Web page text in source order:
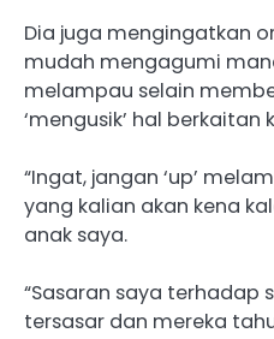
Dia juga mengingatkan
mudah mengagumi
melampau selain
‘mengusik’ hal berkaitan
“Ingat, jangan ‘up’
yang kalian akan kena
anak saya.
“Sasaran saya terhadap
tersasar dan mereka